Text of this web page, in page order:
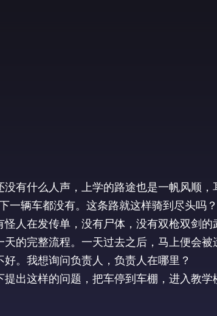
有什么人声，上学的路途也是一帆风顺
一辆车都没有。这条路就这样骑到尽头吗
人在发传单，没有尸体，没有双枪双剑的
的完整流程。一天过去之后，马上便会
。我想询问负责人，负责人在哪里？
出这样的问题，把车停到车棚，进入教学